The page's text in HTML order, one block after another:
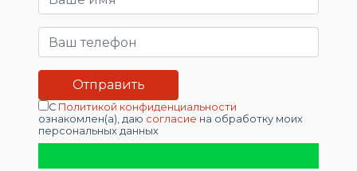
С Политикой конфиденциальности
ознакомлен(а), даю согласие на обработку моих
персональных данных